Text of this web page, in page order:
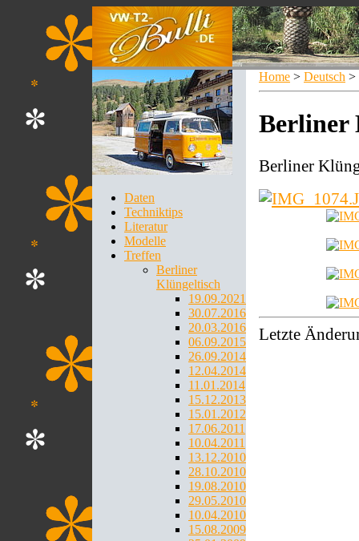
Daten
Techniktips
Literatur
Modelle
Treffen
Berliner
Klüngeltisch
19.09.2021
30.07.2016
20.03.2016
06.09.2015
26.09.2014
12.04.2014
11.01.2014
15.12.2013
15.01.2012
17.06.2011
10.04.2011
13.12.2010
28.10.2010
19.08.2010
29.05.2010
10.04.2010
15.08.2009
Home > Deutsch >
Berliner
Berliner
Letzte